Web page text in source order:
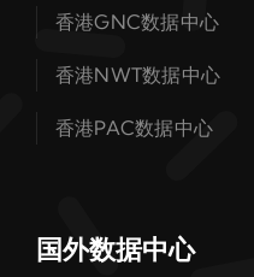
香港GNC数据中心
香港NWT数据中心
香港PAC数据中心
国外数据中心